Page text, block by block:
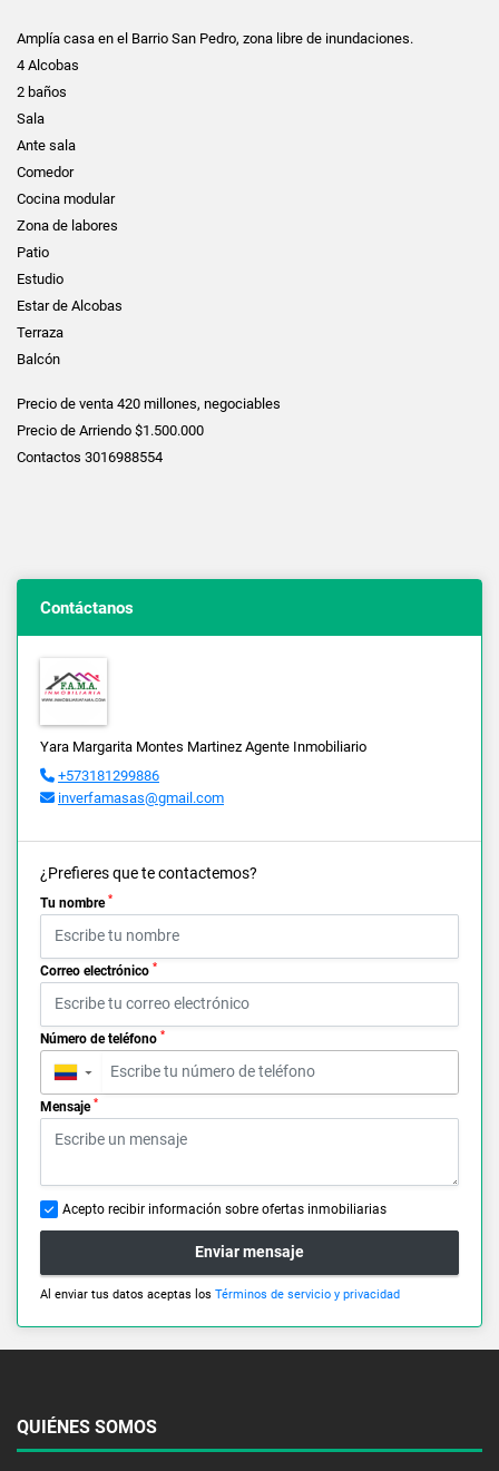
Amplía casa en el Barrio San Pedro, zona libre de inundaciones.
4 Alcobas
2 baños
Sala
Ante sala
Comedor
Cocina modular
Zona de labores
Patio
Estudio
Estar de Alcobas
Terraza
Balcón
Precio de venta 420 millones, negociables
Precio de Arriendo $1.500.000
Contactos 3016988554
Contáctanos
Yara Margarita Montes Martinez Agente Inmobiliario
+573181299886
inverfamasas@gmail.com
¿Prefieres que te contactemos?
Tu nombre *
Correo electrónico *
Número de teléfono *
▼
Mensaje *
Acepto recibir información sobre ofertas inmobiliarias
Enviar mensaje
Al enviar tus datos aceptas los Términos de servicio y privacidad
QUIÉNES SOMOS